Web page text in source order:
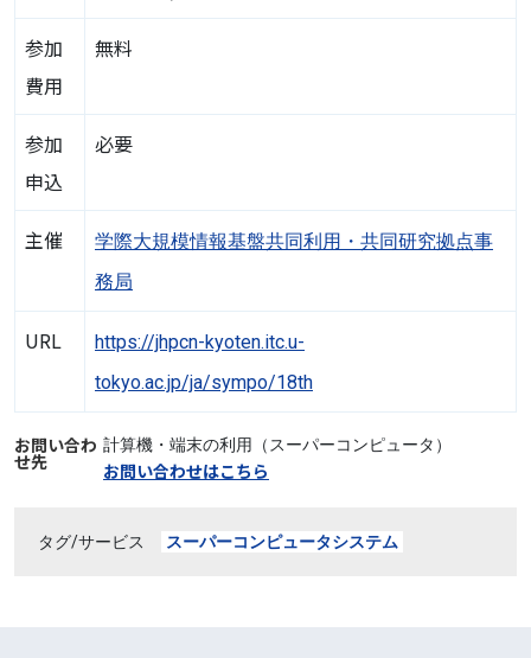
参加
費用
無料
参加
申込
必要
主催
学際大規模情報基盤共同利用・共同研究拠点事
務局
URL
https://jhpcn-kyoten.itc.u-
tokyo.ac.jp/ja/sympo/18th
お問い合わ
せ先
計算機・端末の利用（スーパーコンピュータ）
お問い合わせはこちら
タグ/サービス スーパーコンピュータシステム